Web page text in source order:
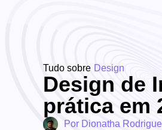
Tudo sobre Design
Design de
prática em
Por Dionatha